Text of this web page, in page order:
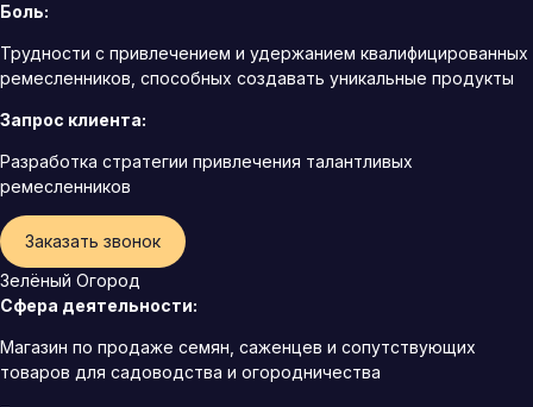
Боль:
Трудности с привлечением и удержанием квалифицированных
ремесленников, способных создавать уникальные продукты
Запрос клиента:
Разработка стратегии привлечения талантливых
ремесленников
Заказать звонок
Зелёный Огород
Сфера деятельности:
Магазин по продаже семян, саженцев и сопутствующих
товаров для садоводства и огородничества